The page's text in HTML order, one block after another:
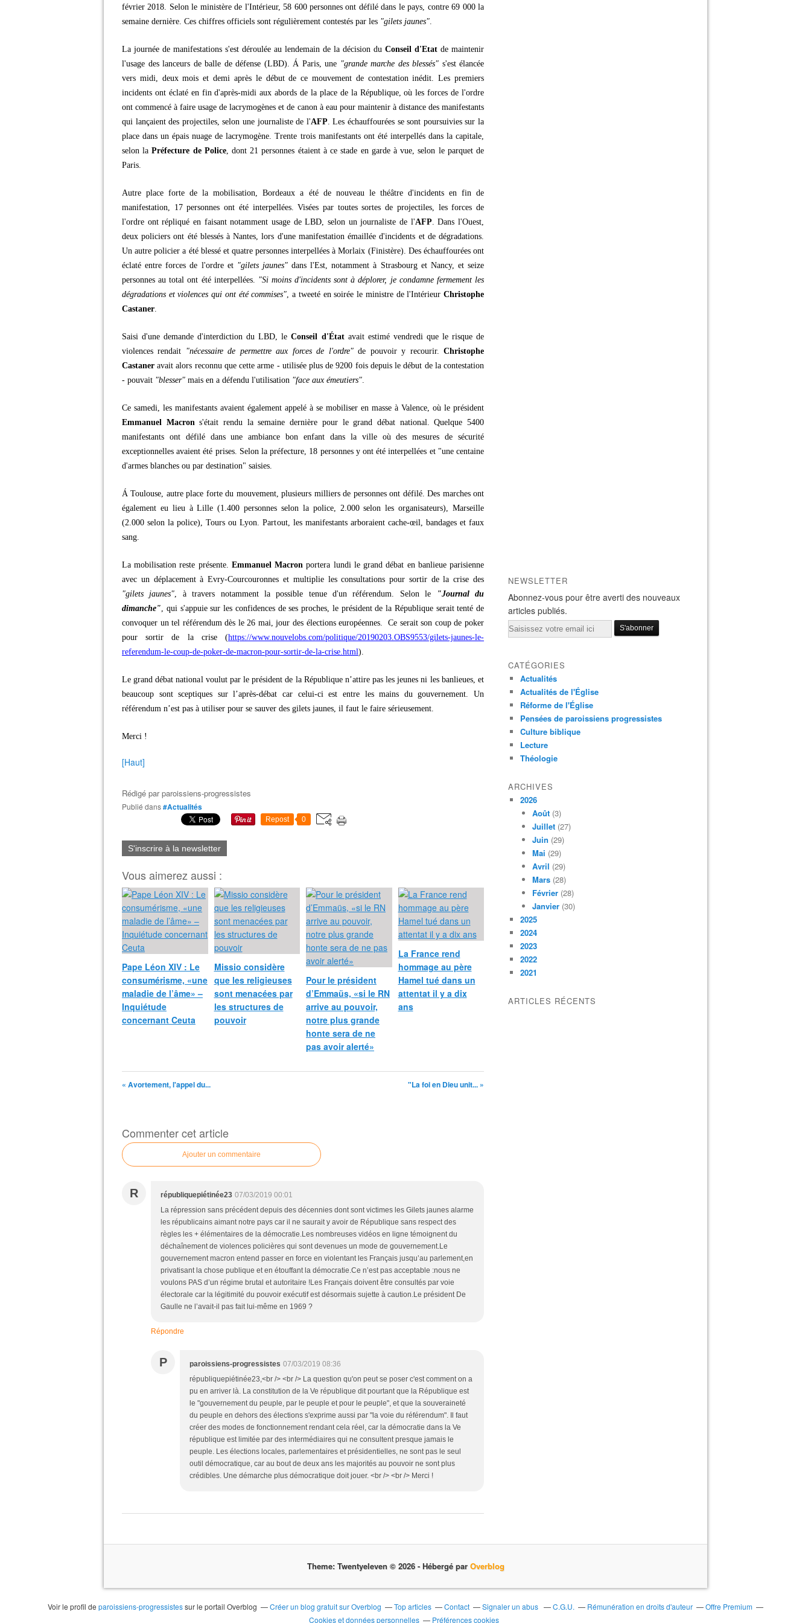
février 2018. Selon le ministère de l'Intérieur, 58 600 personnes ont défilé dans le pays, contre 69 000 la
semaine dernière. Ces chiffres officiels sont régulièrement contestés par les "gilets jaunes".
La journée de manifestations s'est déroulée au lendemain de la décision du Conseil d'Etat de maintenir
l'usage des lanceurs de balle de défense (LBD). Á Paris, une "grande marche des blessés" s'est élancée
vers midi, deux mois et demi après le début de ce mouvement de contestation inédit. Les premiers
incidents ont éclaté en fin d'après-midi aux abords de la place de la République, où les forces de l'ordre
ont commencé à faire usage de lacrymogènes et de canon à eau pour maintenir à distance des manifestants
qui lançaient des projectiles, selon une journaliste de l'AFP. Les échauffourées se sont poursuivies sur la
place dans un épais nuage de lacrymogène. Trente trois manifestants ont été interpellés dans la capitale,
selon laPréfecture de Police, dont 21 personnes étaient à ce stade en garde à vue, selon le parquet de
Paris.
Autre place forte de la mobilisation, Bordeaux a été de nouveau le théâtre d'incidents en fin de
manifestation, 17 personnes ont été interpellées. Visées par toutes sortes de projectiles, les forces de
l'ordre ont répliqué en faisant notamment usage de LBD, selon un journaliste de l'AFP. Dans l'Ouest,
deux policiers ont été blessés à Nantes, lors d'une manifestation émaillée d'incidents et de dégradations.
Un autre policier a été blessé et quatre personnes interpellées à Morlaix (Finistère). Des échauffourées ont
éclaté entre forces de l'ordre et "gilets jaunes"dans l'Est, notamment à Strasbourg et Nancy, et seize
personnes au total ont été interpellées. "Si moins d'incidents sont à déplorer, je condamne fermement les
dégradations et violences qui ont été commises", a tweeté en soirée le ministre de l'IntérieurChristophe
Castaner.
Saisi d'une demande d'interdiction du LBD, leConseil d'Étatavait estimé vendredi que le risque de
violences rendait "nécessaire de permettre aux forces de l'ordre"de pouvoir y recourir.Christophe
Castaner avait alors reconnu que cette arme - utilisée plus de 9200 fois depuis le début de la contestation
- pouvait "blesser" mais en a défendu l'utilisation "face aux émeutiers".
Ce samedi, les manifestants avaient également appelé à se mobiliser en masse à Valence, où le président
Emmanuel Macrons'était rendu la semaine dernière pour le grand débat national. Quelque 5400
manifestants ont défilé dans une ambiance bon enfant dans la ville où des mesures de sécurité
exceptionnelles avaient été prises. Selon la préfecture, 18 personnes y ont été interpellées et "une centaine
d'armes blanches ou par destination" saisies.
Á Toulouse, autre place forte du mouvement, plusieurs milliers de personnes ont défilé. Des marches ont
également eu lieu à Lille (1.400 personnes selon la police, 2.000 selon les organisateurs), Marseille
(2.000 selon la police), Tours ou Lyon. Partout, les manifestants arboraient cache-œil, bandages et faux
sang.
La mobilisation reste présente. Emmanuel Macron portera lundi le grand débat en banlieue parisienne
avec un déplacement à Evry-Courcouronnes et multiplie les consultations pour sortir de la crise des
"gilets jaunes", à travers notamment la possible tenue d'un référendum. Selon le
"Journal du
dimanche", qui s'appuie sur les confidences de ses proches, le président de la République serait tenté de
convoquer un tel référendum dès le 26 mai, jour des élections européennes. Ce serait son coup de poker
pour sortir de la crise (https://www.nouvelobs.com/politique/20190203.OBS9553/gilets-jaunes-le-
referendum-le-coup-de-poker-de-macron-pour-sortir-de-la-crise.html).
Le grand débat national voulut par le président de la République n’attire pas les jeunes ni les banlieues, et
beaucoup sont sceptiques sur l’après-débat car celui-ci est entre les mains du gouvernement. Un
référendum n’est pas à utiliser pour se sauver des gilets jaunes, il faut le faire sérieusement.
Merci !
[Haut]
Rédigé parparoissiens-progressistes
Publié dans#Actualités
Repost 0
S'inscrire à la newsletter
Vous aimerez aussi :
Pape Léon XIV : Le
consumérisme, «une
maladie de l’âme» –
Inquiétude
concernant Ceuta
Missio considère
que les religieuses
sont menacées par
les structures de
pouvoir
Pour le président
d’Emmaüs, «si le RN
arrive au pouvoir,
notre plus grande
honte sera de ne
pas avoir alerté»
La France rend
hommage au père
Hamel tué dans un
attentat il y a dix
ans
« Avortement, l'appel du... "La foi en Dieu unit... »
Commenter cet article
Ajouter un commentaire
R républiquepiétinée23 07/03/2019 00:01
La répression sans précédent depuis des décennies dont sont victimes les Gilets jaunes alarme
les républicains aimant notre pays car il ne saurait y avoir de République sans respect des
règles les + élémentaires de la démocratie.Les nombreuses vidéos en ligne témoignent du
déchaînement de violences policières qui sont devenues un mode de gouvernement.Le
gouvernement macron entend passer en force en violentant les Français jusqu’au parlement,en
privatisant la chose publique et en étouffant la démocratie.Ce n’est pas acceptable :nous ne
voulons PAS d’un régime brutal et autoritaire !Les Français doivent être consultés par voie
électorale car la légitimité du pouvoir exécutif est désormais sujette à caution.Le président De
Gaulle ne l’avait-il pas fait lui-même en 1969 ?
Répondre
P paroissiens-progressistes 07/03/2019 08:36
républiquepiétinée23,<br /> <br /> La question qu'on peut se poser c'est comment on a
pu en arriver là. La constitution de la Ve république dit pourtant que la République est
le "gouvernement du peuple, par le peuple et pour le peuple", et que la souveraineté
du peuple en dehors des élections s'exprime aussi par "la voie du référendum". Il faut
créer des modes de fonctionnement rendant cela réel, car la démocratie dans la Ve
république est limitée par des intermédiaires qui ne consultent presque jamais le
peuple. Les élections locales, parlementaires et présidentielles, ne sont pas le seul
outil démocratique, car au bout de deux ans les majorités au pouvoir ne sont plus
crédibles. Une démarche plus démocratique doit jouer. <br /> <br /> Merci !
NEWSLETTER
Abonnez-vous pour être averti des nouveaux
articles publiés.
Email
CATÉGORIES
Actualités
Actualités de l'Église
Réforme de l'Église
Pensées de paroissiens progressistes
Culture biblique
Lecture
Théologie
ARCHIVES
2026
Août (3)
Juillet (27)
Juin (29)
Mai (29)
Avril (29)
Mars (28)
Février (28)
Janvier (30)
2025
2024
2023
2022
2021
ARTICLES RÉCENTS
Theme: Twentyeleven © 2026 - Hébergé par Overblog
Voir le profil de paroissiens-progressistessur le portail Overblog Créer un blog gratuit sur Overblog Top articles Contact Signaler un abus C.G.U. Rémunération en droits d'auteur
Offre Premium
Cookies et données personnelles
Préférences cookies